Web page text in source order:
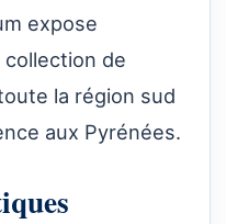
expose
de
la région sud
aux Pyrénées.